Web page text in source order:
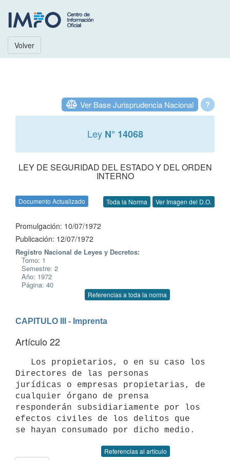
Volver
?
Ver Base Jurisprudencia Nacional
Ley N° 14068
LEY DE SEGURIDAD DEL ESTADO Y DEL ORDEN
INTERNO
Documento Actualizado Toda la Norma Ver Imagen del D.O.
Promulgación: 10/07/1972
Publicación: 12/07/1972
Registro Nacional de Leyes y Decretos:
Tomo: 1
Semestre: 2
Año: 1972
Página: 40
Referencias a toda la norma
CAPITULO III - Imprenta
Artículo 22
Directores de las personas
jurídicas o empresas propietarias, de
cualquier órgano de prensa
responderán subsidiariamente por los
efectos civiles de los delitos que
Referencias al artículo